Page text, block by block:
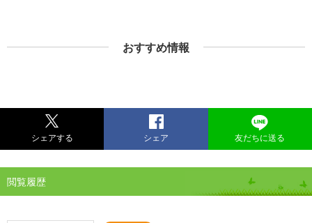
おすすめ情報
シェアする シェア 友だちに送る
閲覧履歴